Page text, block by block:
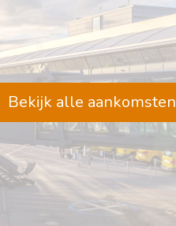
Bekijk alle aankomsten